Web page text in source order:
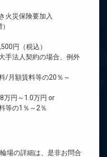
災保険要加入
円（税込）
法人契約の場合、例外
額賃料等の20％～
円～1.0万円 or
の1％～2％
場の詳細は、是非お問合